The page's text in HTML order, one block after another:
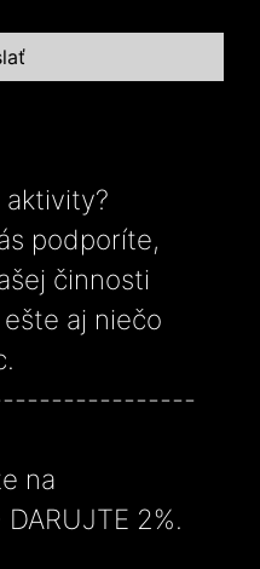
aktivity?
podporíte,
činnosti
aj niečo
na
2%.